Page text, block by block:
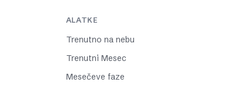
ALATKE
Trenutno na nebu
Trenutni Mesec
Mesečeve faze